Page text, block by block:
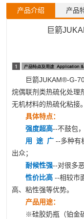
产品介绍 产品
巨箭
巨箭JUKAM®-G-
烷偶联剂类热硫化处理
无机材料的热硫化粘接。
具体特点：
强度超高--不鼓包
用 途 广 --多种有
出众；
耐候性强--对很多
性价比高 --相较市
高、粘性强等优势。
产品用途：
※硅胶奶瓶（铂金